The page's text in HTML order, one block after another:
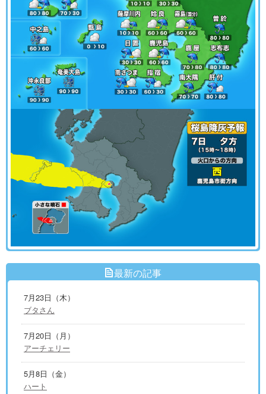
最新の記事
7月23日（木）
ブタさん
7月20日（月）
アーチェリー
5月8日（金）
ハート